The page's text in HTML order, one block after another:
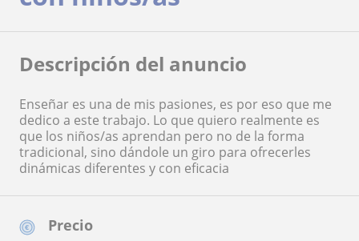
Precio
Descripción del anuncio
Enseñar es una de mis pasiones, es por eso que me
dedico a este trabajo. Lo que quiero realmente es
que los niños/as aprendan pero no de la forma
tradicional, sino dándole un giro para ofrecerles
dinámicas diferentes y con eficacia